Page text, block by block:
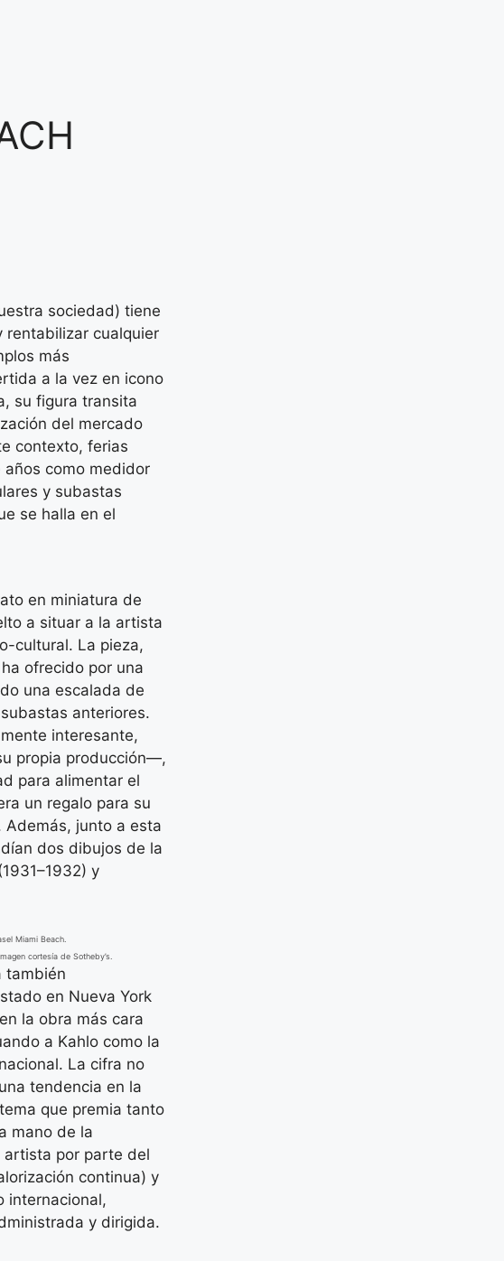
sociedad) tiene
rentabilizar cualquier
más
a la vez en icono
su figura transita
del mercado
contexto, ferias
como medidor
y subastas
se halla en el
en miniatura de
a situar a la artista
cultural. La pieza,
ofrecido por una
una escalada de
anteriores.
interesante,
propia producción—,
para alimentar el
un regalo para su
junto a esta
dos dibujos de la
y
Miami Beach.
cortesía de Sotheby’s.
también
en Nueva York
la obra más cara
a Kahlo como la
La cifra no
tendencia en la
que premia tanto
mano de la
artista por parte del
continua) y
internacional,
y dirigida.